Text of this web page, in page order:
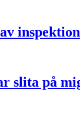
slita på